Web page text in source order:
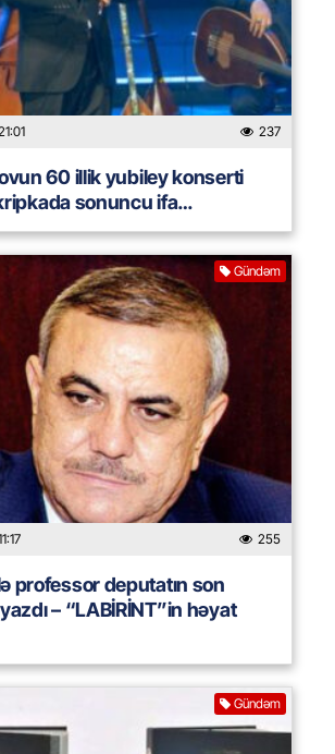
237
60 illik yubiley konserti
sonuncu ifa…
Gündəm
255
professor deputatın son
– “LABİRİNT”in həyat
Gündəm